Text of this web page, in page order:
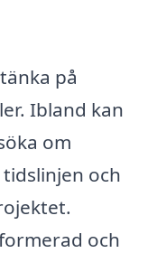
på
Ibland kan
om
och
och